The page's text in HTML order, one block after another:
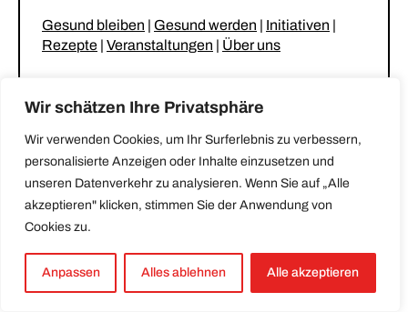
Wir schätzen Ihre Privatsphäre
Wir verwenden Cookies, um Ihr Surferlebnis zu verbessern,
personalisierte Anzeigen oder Inhalte einzusetzen und
unseren Datenverkehr zu analysieren. Wenn Sie auf „Alle
akzeptieren" klicken, stimmen Sie der Anwendung von
Cookies zu.
Anpassen Alles ablehnen Alle akzeptieren
Gesund bleiben | Gesund werden | Initiativen |
Rezepte | Veranstaltungen | Über uns
Gesunder Kindergarten & Krabbelstube
|
Gesunde Gemeinde
Stammtisch für betreuende und pflegende
Angehörige
Barrierefreiheit